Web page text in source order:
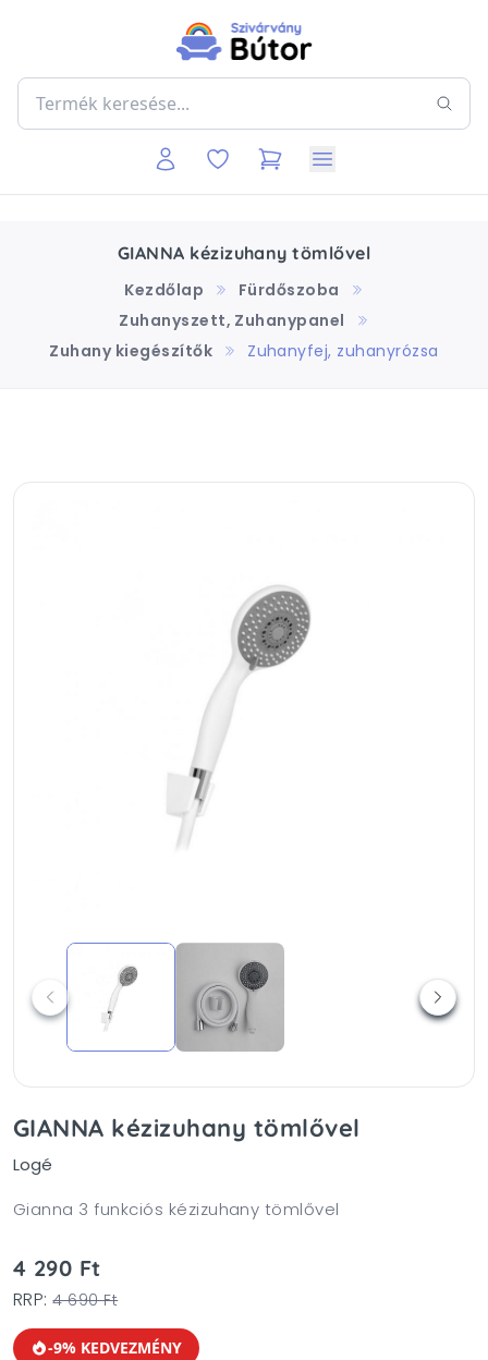
GIANNA kézizuhany tömlővel
Kezdőlap
Fürdőszoba
Zuhanyszett, Zuhanypanel
Zuhany kiegészítők
Zuhanyfej, zuhanyrózsa
GIANNA kézizuhany tömlővel
Logé
Gianna 3 funkciós kézizuhany tömlővel
4 290 Ft
RRP:4 690 Ft
-9% KEDVEZMÉNY